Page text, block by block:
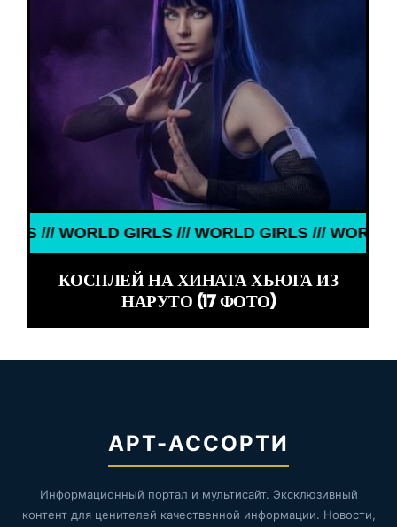
WORLD GIRLS /// WORLD GIRLS /// WORLD
КОСПЛЕЙ НА ХИНАТА ХЬЮГА ИЗ
НАРУТО (17 ФОТО)
АРТ-АССОРТИ
Информационный портал и мультисайт. Эксклюзивный
контент для ценителей качественной информации. Новости,